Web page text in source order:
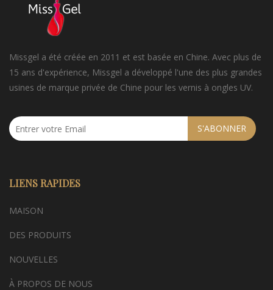
Missgel a été créée en 2011 et est basée en Chine. Avec plus de
15 ans d'expérience, Missgel a développé l'une des plus grandes
usines de marque privée de Chine pour les vernis à ongles UV.
S'ABONNER
LIENS RAPIDES
MAISON
DES PRODUITS
NOUVELLES
À PROPOS DE NOUS